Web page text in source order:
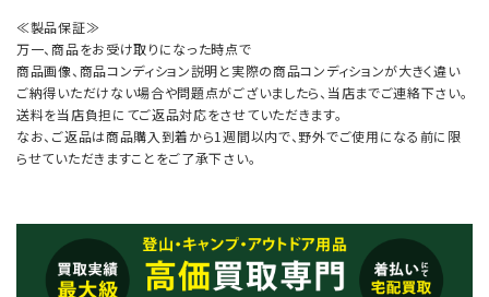
≪製品保証≫
万一、商品をお受け取りになった時点で
商品画像、商品コンディション説明と実際の商品コンディションが大きく違い
ご納得いただけない場合や問題点がございましたら、当店までご連絡下さい。
送料を当店負担にてご返品対応をさせていただきます。
なお、ご返品は商品購入到着から1週間以内で、野外でご使用になる前に限
らせていただきますことをご了承下さい。